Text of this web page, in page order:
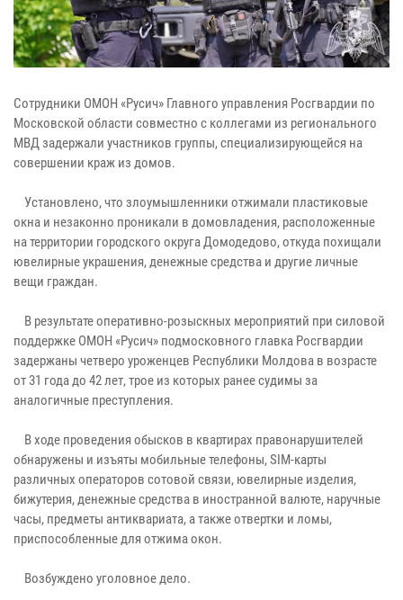
Сотрудники ОМОН «Русич» Главного управления Росгвардии по
Московской области совместно с коллегами из регионального
МВД задержали участников группы, специализирующейся на
совершении краж из домов.
Установлено, что злоумышленники отжимали пластиковые
окна и незаконно проникали в домовладения, расположенные
на территории городского округа Домодедово, откуда похищали
ювелирные украшения, денежные средства и другие личные
вещи граждан.
В результате оперативно-розыскных мероприятий при силовой
поддержке ОМОН «Русич» подмосковного главка Росгвардии
задержаны четверо уроженцев Республики Молдова в возрасте
от 31 года до 42 лет, трое из которых ранее судимы за
аналогичные преступления.
В ходе проведения обысков в квартирах правонарушителей
обнаружены и изъяты мобильные телефоны, SIM-карты
различных операторов сотовой связи, ювелирные изделия,
бижутерия, денежные средства в иностранной валюте, наручные
часы, предметы антиквариата, а также отвертки и ломы,
приспособленные для отжима окон.
Возбуждено уголовное дело.